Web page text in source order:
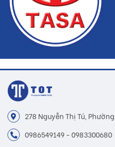
278 Nguyễn Thị Tú,
0986549149 - 0983300680